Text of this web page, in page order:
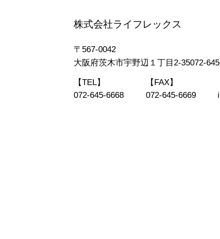
株式会社ライフレックス
〒567-0042
大阪府茨木市宇野辺１丁目2-35072-
【TEL】
072-645-6668
【FAX】
072-645-6669